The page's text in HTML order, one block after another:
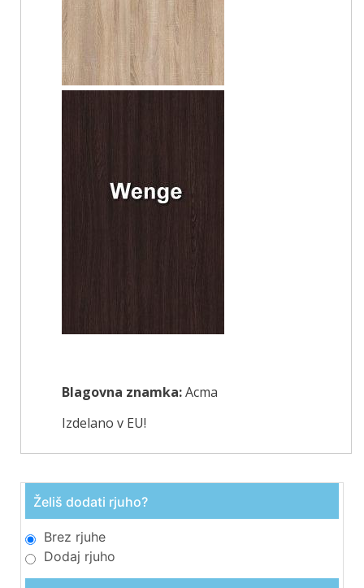
Blagovna znamka:Acma
Izdelano v EU!
Želiš dodati rjuho?
Brez rjuhe
Dodaj rjuho